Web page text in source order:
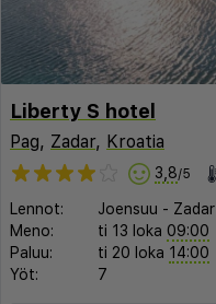
Liberty S hotel
Pag, Zadar, Kroatia
3,8/5
Lennot: Joensuu - Zadar
Meno:
ti 13 loka 09:00
Paluu:
ti 20 loka 14:00
Yöt:
7